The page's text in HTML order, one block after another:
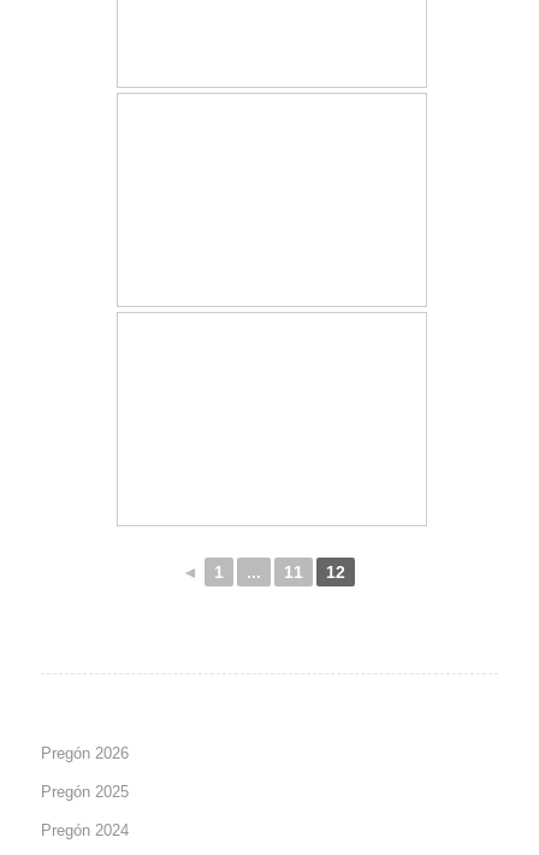
◄ 1 ... 11 12
Pregón 2026
Pregón 2025
Pregón 2024